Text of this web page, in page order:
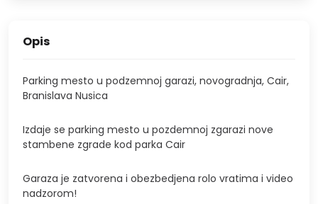
Opis
Parking mesto u podzemnoj garazi, novogradnja, Cair,
Branislava Nusica
Izdaje se parking mesto u pozdemnoj zgarazi nove
stambene zgrade kod parka Cair
Garaza je zatvorena i obezbedjena rolo vratima i video
nadzorom!